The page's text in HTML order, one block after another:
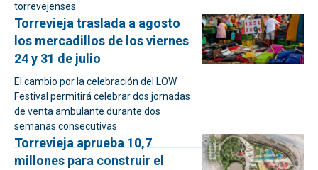
torrevejenses
Torrevieja traslada a agosto
los mercadillos de los viernes
24 y 31 de julio
El cambio por la celebración del LOW
Festival permitirá celebrar dos jornadas
de venta ambulante durante dos
semanas consecutivas
Torrevieja aprueba 10,7
millones para construir el